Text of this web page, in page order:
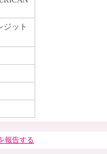
ジット
報告する